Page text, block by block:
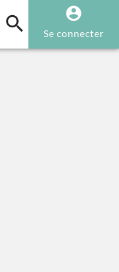
(CURRENT)
Se connecter